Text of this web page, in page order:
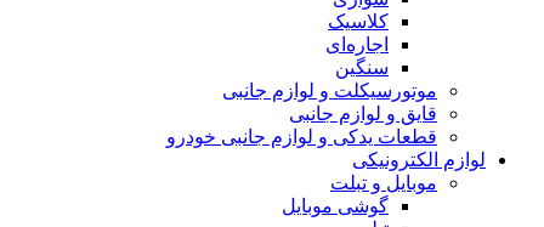
کلاسیک
اجاره‌ای
سنگین
موتورسیکلت و لوازم جانبی
قایق و لوازم جانبی
قطعات یدکی و لوازم جانبی خودرو
لوازم الکترونیکی
موبایل و تبلت
گوشی موبایل